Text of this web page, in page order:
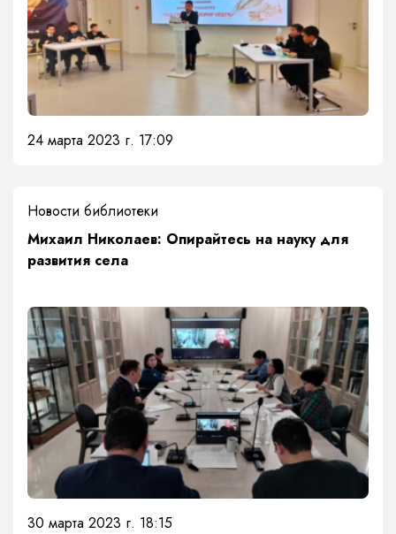
24 марта 2023 г. 17:09
Новости библиотеки
​Михаил Николаев: Опирайтесь на науку для
развития села
30 марта 2023 г. 18:15